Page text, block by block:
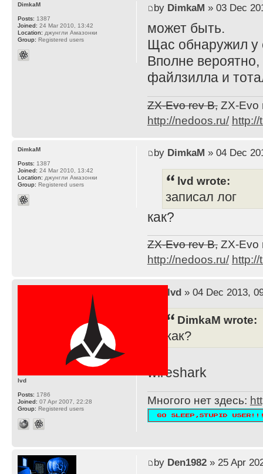
by DimkaM » 03 Dec
может быть.
Щас обнаружил у
Вполне
файлзилла и
ZX-Evo rev B,ZX-Evo
http://nedoos.ru/
DimkaM
Posts: 1387
Joined: 24 Mar 2010, 13:42
Location: джунгли Амазонки
Group: Registered users
by DimkaM » 04 Dec
lvd wrote:
записал лог
как?
ZX-Evo rev B,ZX-Evo
http://nedoos.ru/
DimkaM
Posts: 1387
Joined: 24 Mar 2010, 13:42
Location: джунгли Амазонки
Group: Registered users
lvd» 04 Dec 2013,
DimkaM wrote:
как?
wireshark
Многого нет здесь:
lvd
Posts: 1786
Joined: 07 Apr 2007, 22:28
Group: Registered users
by Den1982» 25 Apr